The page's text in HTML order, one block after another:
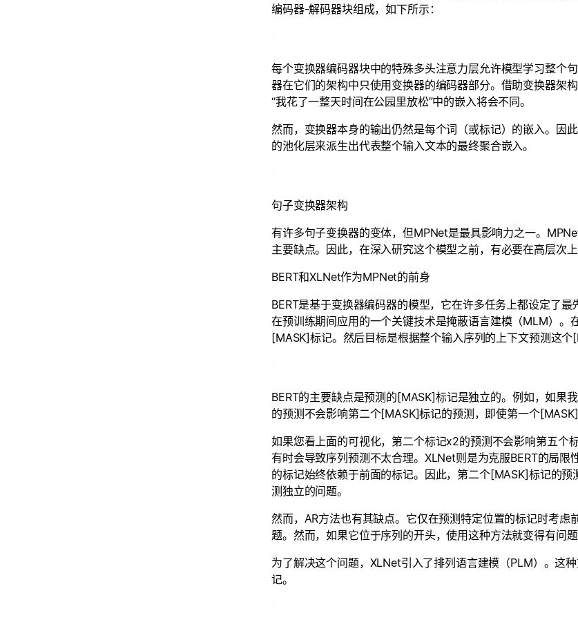
编码器-解码器块组成，如下所示：
每个变换器编码器块中的特殊多头注意力层允许模型学习整个
器在它们的架构中只使用变换器的编码器部分。借助变换器架
“我花了一整天时间在公园里放松”中的嵌入将会不同。
然而，变换器本身的输出仍然是每个词（或标记）的嵌入。因
的池化层来派生出代表整个输入文本的最终聚合嵌入。
句子变换器架构
有许多句子变换器的变体，但MPNet是最具影响力之一。
主要缺点。因此，在深入研究这个模型之前，有必要在高层次上
BERT和XLNet作为MPNet的前身
BERT是基于变换器编码器的模型，它在许多任务上都设定了
在预训练期间应用的一个关键技术是掩蔽语言建模（MLM）。
[MASK]标记。然后目标是根据整个输入序列的上下文预测这个
BERT的主要缺点是预测的[MASK]标记是独立的。例如，如
的预测不会影响第二个[MASK]标记的预测，即使第一个
如果您看上面的可视化，第二个标记x2的预测不会影响第五
有时会导致序列预测不太合理。XLNet则是为克服BERT的局
的标记始终依赖于前面的标记。因此，第二个[MASK]标记的
测独立的问题。
然而，AR方法也有其缺点。它仅在预测特定位置的标记时考
题。然而，如果它位于序列的开头，使用这种方法就变得有问
为了解决这个问题，XLNet引入了排列语言建模（PLM）。这
记。